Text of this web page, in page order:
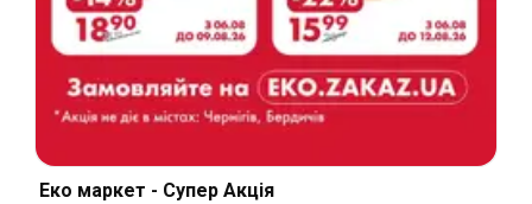
Еко маркет - Супер Акція